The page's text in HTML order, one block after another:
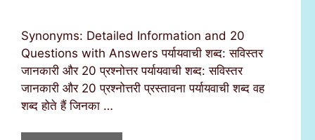
Synonyms: Detailed Information and 20
Questions with Answers पर्यायवाची शब्द: सविस्तर
जानकारी और 20 प्रश्नोत्तर पर्यायवाची शब्द: सविस्तर
जानकारी और 20 प्रश्नोत्तरी प्रस्तावना पर्यायवाची शब्द वह
शब्द होते हैं जिनका …